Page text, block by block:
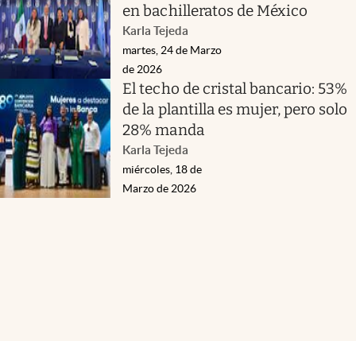
en bachilleratos de México
Karla Tejeda
martes, 24 de Marzo
de 2026
El techo de cristal bancario: 53%
de la plantilla es mujer, pero solo
28% manda
Karla Tejeda
miércoles, 18 de
Marzo de 2026